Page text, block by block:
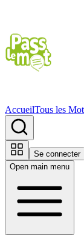
AccueilTous les
Se connecter
Open main menu